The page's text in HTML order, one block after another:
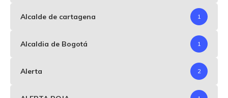
Alcalde de cartagena 1
Alcaldia de Bogotá 1
Alerta 2